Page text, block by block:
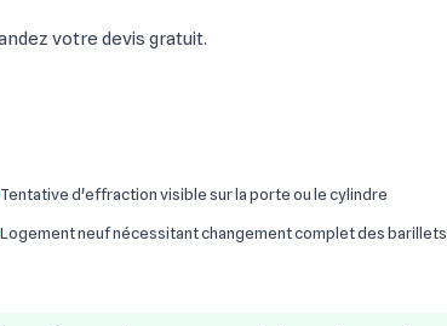
votre devis gratuit.
Tentative d'effraction visible sur la porte ou le cylindre
Logement neuf nécessitant changement complet des barillets